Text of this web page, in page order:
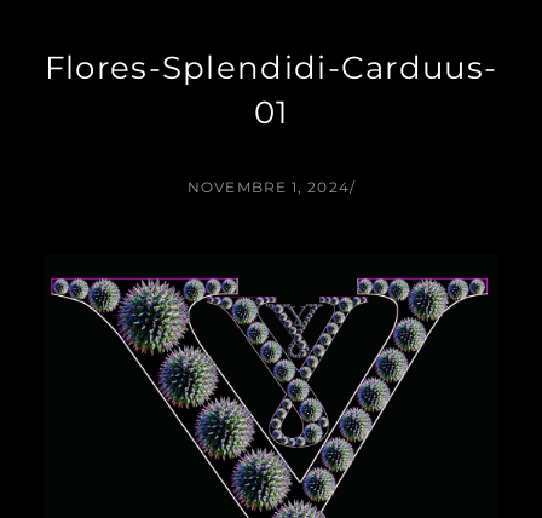
Flores-Splendidi-Carduus-
01
NOVEMBRE 1, 2024/